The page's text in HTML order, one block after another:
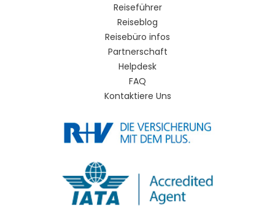
Reiseführer
Reiseblog
Reisebüro infos
Partnerschaft
Helpdesk
FAQ
Kontaktiere Uns